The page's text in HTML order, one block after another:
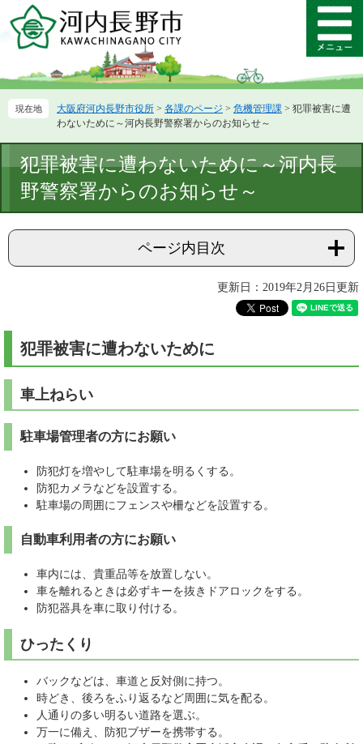
ー
先
ニ
を
て
メ
ニ
ー
大阪府河内長野市役所 > 各課のページ > 危機管理課 > 犯罪被害に遭
わないために～河内長野警察署からのお知らせ～
文
犯罪被害に遭わないために～河内長
野警察署からのお知らせ～
ページ内目次
更新日：2019年2月26日更新
犯罪被害に遭わないために
車上ねらい
駐車場管理者の方にお願い
防犯灯を増やして駐車場を明るくする。
防犯カメラなどを設置する。
駐車場の周囲にフェンスや柵などを設置する。
自動車利用者の方にお願い
車内には、貴重品等を放置しない。
車を離れるときは必ずキーを抜きドアロックをする。
防犯器具を車に取り付ける。
ひったくり
バックなどは、車道と反対側に持つ。
時どき、後ろをふり返るなど周囲に気を配る。
人通りの多い明るい道路を選ぶ。
万一に備え、防犯ブザーを携帯する。